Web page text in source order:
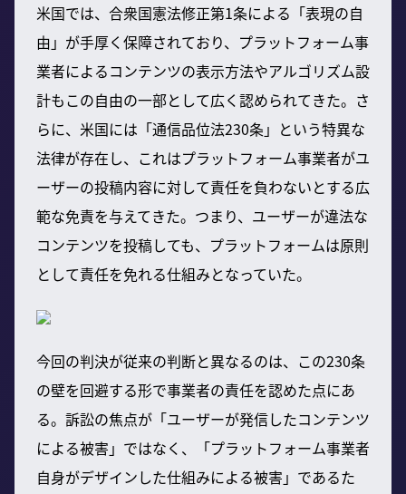
米国では、合衆国憲法修正第1条による「表現の自
由」が手厚く保障されており、プラットフォーム事
業者によるコンテンツの表示方法やアルゴリズム設
計もこの自由の一部として広く認められてきた。さ
らに、米国には「通信品位法230条」という特異な
法律が存在し、これはプラットフォーム事業者がユ
ーザーの投稿内容に対して責任を負わないとする広
範な免責を与えてきた。つまり、ユーザーが違法な
コンテンツを投稿しても、プラットフォームは原則
として責任を免れる仕組みとなっていた。
今回の判決が従来の判断と異なるのは、この230条
の壁を回避する形で事業者の責任を認めた点にあ
る。訴訟の焦点が「ユーザーが発信したコンテンツ
による被害」ではなく、「プラットフォーム事業者
自身がデザインした仕組みによる被害」であるた